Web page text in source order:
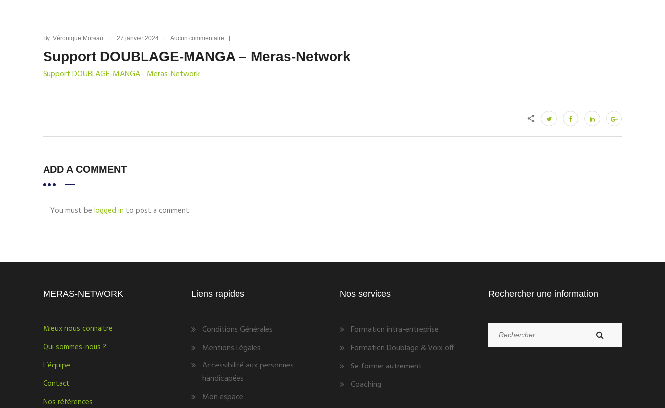
By: Véronique Moreau | 27 janvier 2024 | Aucun commentaire |
Support DOUBLAGE-MANGA – Meras-Network
Support DOUBLAGE-MANGA - Meras-Network
ADD A COMMENT
You must be logged in to post a comment.
MERAS-NETWORK
Mieux nous connaître
Qui sommes-nous ?
L’équipe
Contact
Nos références
Liens rapides
Conditions Générales
Mentions Légales
Accessibilité aux personnes
handicapées
Mon espace
Nos services
Formation intra-entreprise
Formation Doublage & Voix off
Se former autrement
Coaching
Rechercher une information